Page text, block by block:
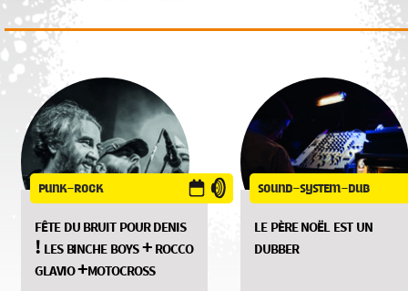
punk-rock
fête du bruit pour denis
! les binche boys + rocco
glavio +motocross
sound-system-dub
le père noël est un
dubber